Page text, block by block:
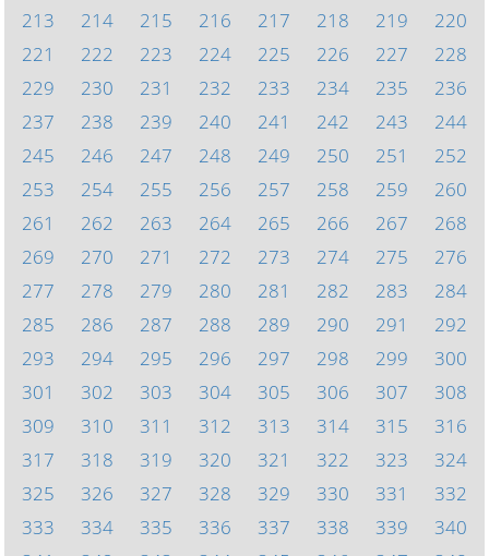
213
214 215 216 217 218 219
220
221
222 223 224 225 226 227
228
229
230 231 232 233 234 235
236
237
238 239 240 241 242 243
244
245
246 247 248 249 250 251
252
253
254 255 256 257 258 259
260
261
262 263 264 265 266 267
268
269
270 271 272 273 274 275
276
277
278 279 280 281 282 283
284
285
286 287 288 289 290 291
292
293
294 295 296 297 298 299
300
301
302 303 304 305 306 307
308
309
310 311 312 313 314 315
316
317
318 319 320 321 322 323
324
325
326 327 328 329 330 331
332
333
334 335 336 337 338 339
340